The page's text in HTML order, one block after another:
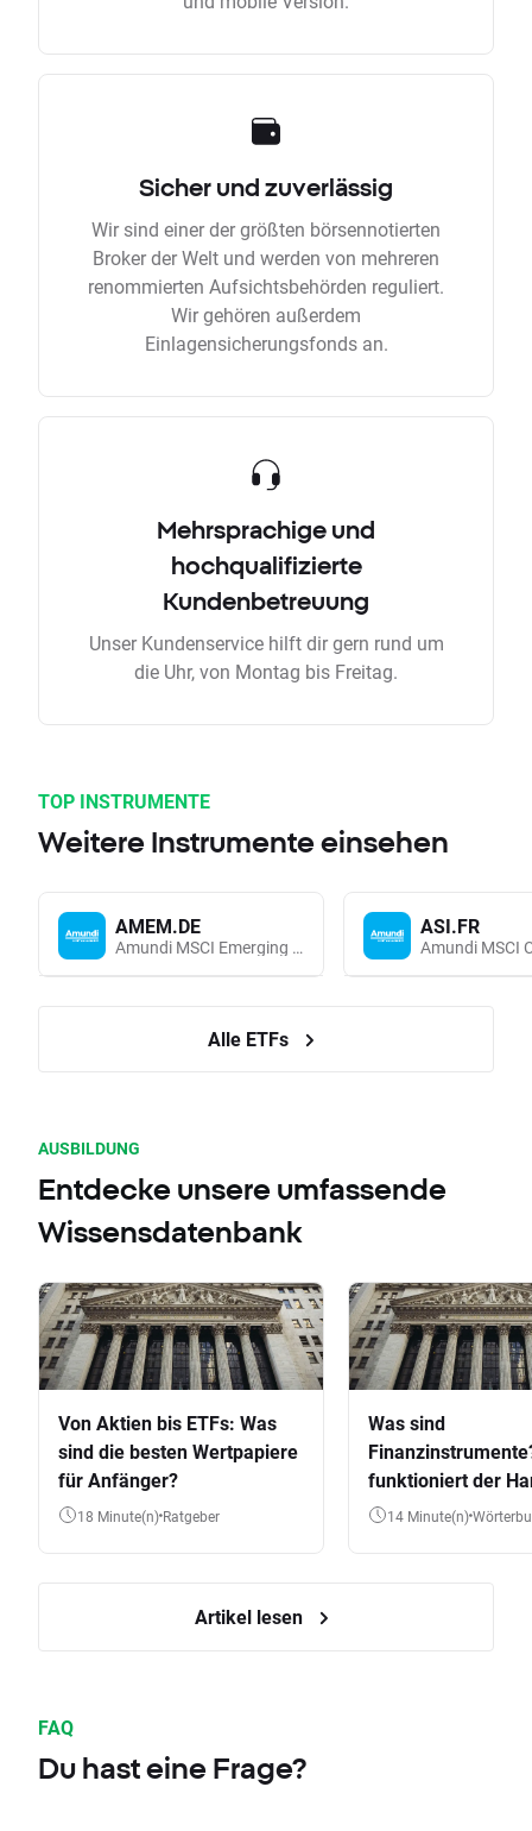
Sicher und zuverlässig
Wir sind einer der größten börsennotierten
Broker der Welt und werden von mehreren
renommierten Aufsichtsbehörden reguliert.
Wir gehören außerdem
Einlagensicherungsfonds an.
Mehrsprachige und
hochqualifizierte
Kundenbetreuung
Unser Kundenservice hilft dir gern rund um
die Uhr, von Montag bis Freitag.
TOP INSTRUMENTE
Weitere Instrumente einsehen
AMEM.DE
Amundi MSCI Emerging Markets UCITS (Acc EUR)
ASI.FR
Alle ETFs
AUSBILDUNG
Entdecke unsere umfassende
Wissensdatenbank
Von Aktien bis ETFs: Was
sind die besten Wertpapiere
für Anfänger?
18 Minute(n) Ratgeber
Was sind
funktioniert der
Aktien, ETFs & Co.
14 Minute(n)
Artikel lesen
FAQ
Du hast eine Frage?